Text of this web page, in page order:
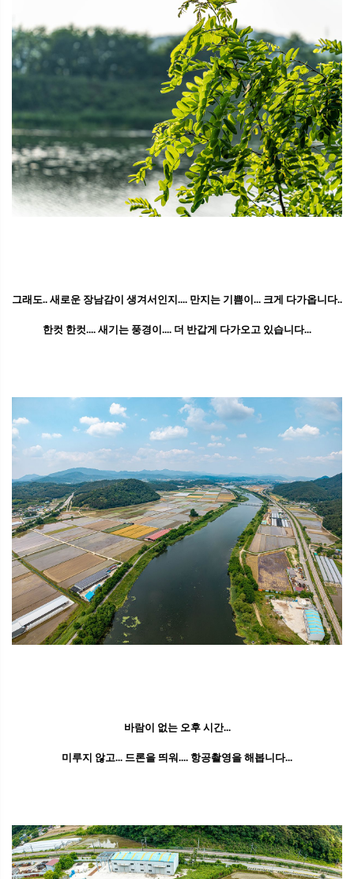
그래도.. 새로운 장남감이 생겨서인지.... 만지는 기쁨이... 크게 다가옵니다..
한컷 한컷.... 새기는 풍경이.... 더 반갑게 다가오고 있습니다...
바람이 없는 오후 시간...
미루지 않고... 드론을 띄워.... 항공촬영을 해봅니다...